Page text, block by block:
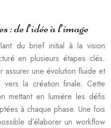
: de l’idée à l’image
du brief initial à la vision
en plusieurs étapes clés.
assurer une évolution fluide et
vers la création finale. Cette
mettant en lumière les défis
à chaque phase. Une fois
d’élaborer un workflow